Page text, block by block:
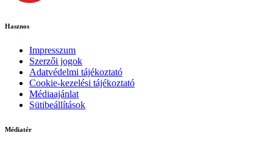
Hasznos
Impresszum
Szerzői jogok
Adatvédelmi tájékoztató
Cookie-kezelési tájékoztató
Médiaajánlat
Sütibeállítások
Médiatér